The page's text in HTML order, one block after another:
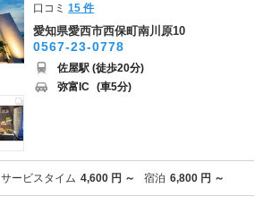
口コミ15 件
愛知県愛西市西保町南川原10
0567-23-0778
佐屋駅 (徒歩20分)
弥富IC (車5分)
サービスタイム 4,600 円 ～ 宿泊 6,800 円 ～